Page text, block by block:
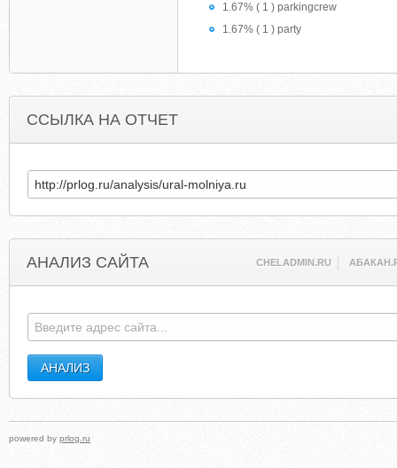
1.67% ( 1 ) parkingcrew
1.67% ( 1 ) party
ССЫЛКА НА ОТЧЕТ
АНАЛИЗ САЙТА CHELADMIN.RU
powered by prlog.ru